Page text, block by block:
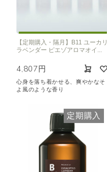
【定期購入・隔月】B11 ユーカリ
ラベンダー ピエゾアロマオイ...
4,807円
心身を落ち着かせる、爽やかなそ
よ風のような香り
定期購入